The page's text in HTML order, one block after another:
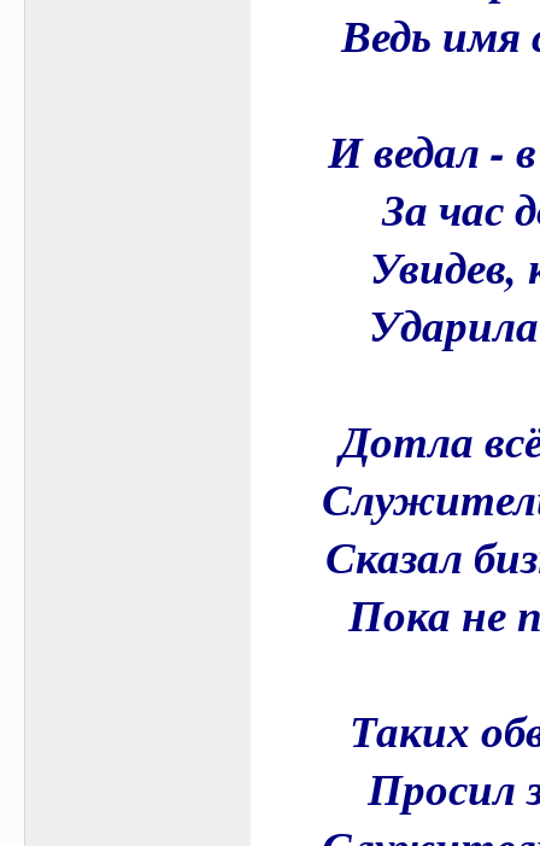
Ведь имя
И ведал -
За час
Увидев,
Дотла
Сказал
Пока не
Таких
Просил